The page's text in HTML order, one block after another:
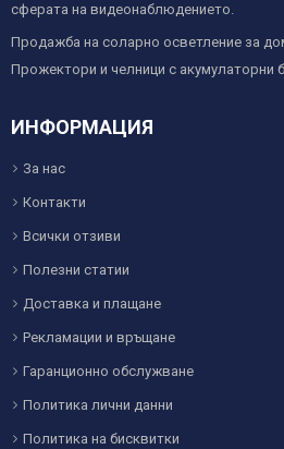
сферата на видеонаблюдението.
Продажба на соларно осветление за
Прожектори и челници с акумулаторни
ИНФОРМАЦИЯ
За нас
Контакти
Всички отзиви
Полезни статии
Доставка и плащане
Рекламации и връщане
Гаранционно обслужване
Политика лични данни
Политика на бисквитки